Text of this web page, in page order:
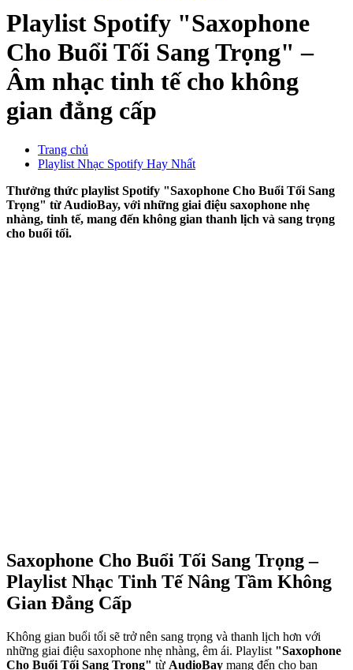
Playlist Spotify "Saxophone
Cho Buổi Tối Sang Trọng" –
Âm nhạc tinh tế cho không
gian đẳng cấp
Trang chủ
Playlist Nhạc Spotify Hay Nhất
Thưởng thức playlist Spotify "Saxophone Cho Buổi Tối Sang
Trọng" từ AudioBay, với những giai điệu saxophone nhẹ
nhàng, tinh tế, mang đến không gian thanh lịch và sang trọng
cho buổi tối.
Saxophone Cho Buổi Tối Sang Trọng –
Playlist Nhạc Tinh Tế Nâng Tầm Không
Gian Đẳng Cấp
Không gian buổi tối sẽ trở nên sang trọng và thanh lịch hơn với
những giai điệu saxophone nhẹ nhàng, êm ái. Playlist "Saxophone
Cho Buổi Tối Sang Trọng" từ AudioBay mang đến cho bạn